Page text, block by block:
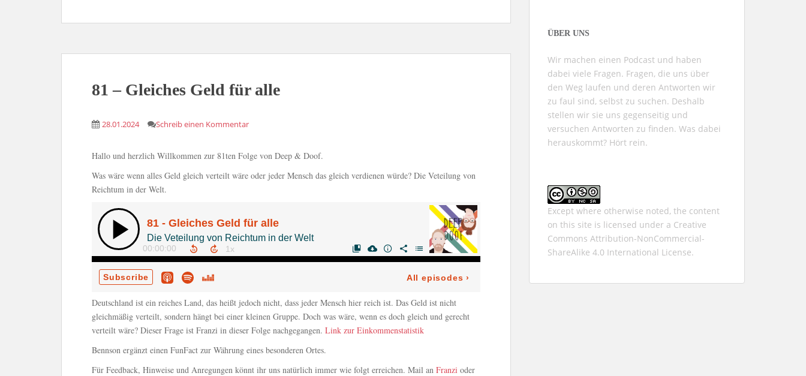
81 – Gleiches Geld für alle
28.01.2024 Schreib einen Kommentar
Hallo und herzlich Willkommen zur 81ten Folge von Deep & Doof.
Was wäre wenn alles Geld gleich verteilt wäre oder jeder Mensch das gleich verdienen würde? Die Veteilung von
Reichtum in der Welt.
Deutschland ist ein reiches Land, das heißt jedoch nicht, dass jeder Mensch hier reich ist. Das Geld ist nicht
gleichmäßig verteilt, sondern hängt bei einer kleinen Gruppe. Doch was wäre, wenn es doch gleich und gerecht
verteilt wäre? Dieser Frage ist Franzi in dieser Folge nachgegangen. Link zur Einkommenstatistik
Bennson ergänzt einen FunFact zur Währung eines besonderen Ortes.
Für Feedback, Hinweise und Anregungen könnt ihr uns natürlich immer wie folgt erreichen. Mail an Franzi oder
ÜBER UNS
Wir machen einen Podcast und haben
dabei viele Fragen. Fragen, die uns über
den Weg laufen und deren Antworten wir
zu faul sind, selbst zu suchen. Deshalb
stellen wir sie uns gegenseitig und
versuchen Antworten zu finden. Was dabei
herauskommt? Hört rein.
Except where otherwise noted, the content
on this site is licensed under a Creative
Commons Attribution-NonCommercial-
ShareAlike 4.0 International License.